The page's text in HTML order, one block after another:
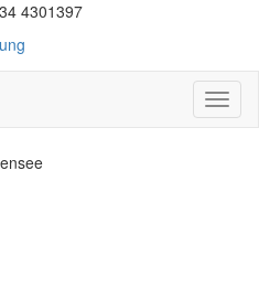
4301397